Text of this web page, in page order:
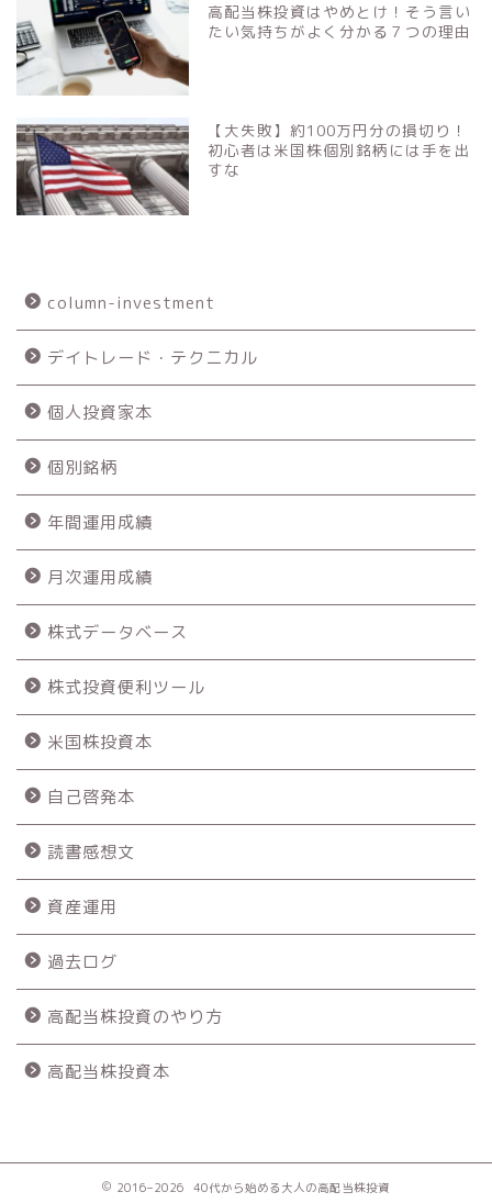
高配当株投資はやめとけ！そう言い
たい気持ちがよく分かる７つの理由
【大失敗】約100万円分の損切り！
初心者は米国株個別銘柄には手を出
すな
column-investment
デイトレード・テクニカル
個人投資家本
個別銘柄
年間運用成績
月次運用成績
株式データベース
株式投資便利ツール
米国株投資本
自己啓発本
読書感想文
資産運用
過去ログ
高配当株投資のやり方
高配当株投資本
2016–2026 40代から始める大人の高配当株投資